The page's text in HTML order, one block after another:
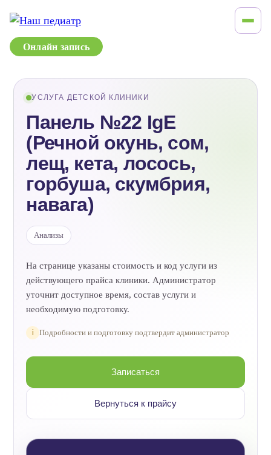
Онлайн запись
УСЛУГА ДЕТСКОЙ КЛИНИКИ
Панель №22 IgE
(Речной окунь, сом,
лещ, кета, лосось,
горбуша, скумбрия,
навага)
Анализы
На странице указаны стоимость и код услуги из
действующего прайса клиники. Администратор
уточнит доступное время, состав услуги и
необходимую подготовку.
i Подробности и подготовку подтвердит администратор
Записаться
Вернуться к прайсу